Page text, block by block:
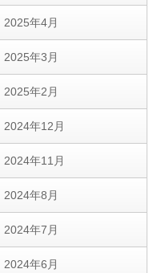
2025年4月
2025年3月
2025年2月
2024年12月
2024年11月
2024年8月
2024年7月
2024年6月